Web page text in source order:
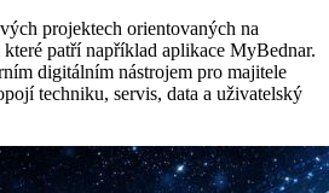
projektech orientovaných na
patří například aplikace MyBednar.
digitálním nástrojem pro majitele
techniku, servis, data a uživatelský